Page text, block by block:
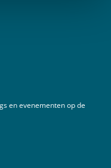
en evenementen op de